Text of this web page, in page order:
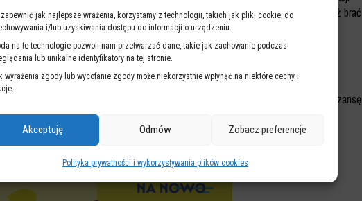
zapewnić jak najlepsze wrażenia, korzystamy z technologii, takich jak pliki cookie, do
i/lub uzyskiwania dostępu do informacji o urządzeniu.
na te technologie pozwoli nam przetwarzać dane, takie jak zachowanie podczas
lub unikalne identyfikatory na tej stronie.
wyrażenia zgody lub wycofanie zgody może niekorzystnie wpłynąć na niektóre cechy i
Akceptuję Odmów Zobacz preferencje
Polityka prywatności i wykorzystywania plików cookies
A tam, gdzie są warte naśladowania, nagrywamy filmy. Żeby inni mogli też brać
najlepsze praktyki z warszawskich biurowców.
w mózgu, a także poprawia zdolności poznawcze. Już 30 minut aktywności
planowania i logicznego myślenia. Dlatego studentko, studencie – daj szansę